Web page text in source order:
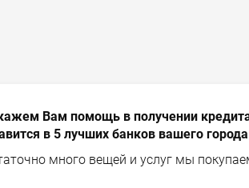
Вам помощь в получении
в 5 лучших банков вашего
много вещей и услуг мы